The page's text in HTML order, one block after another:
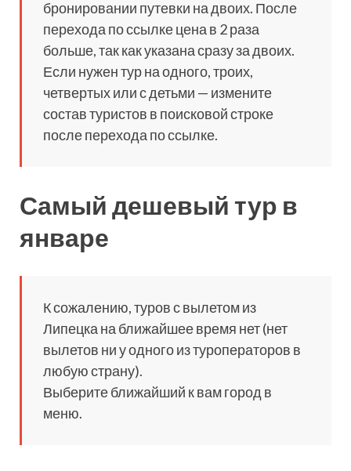
бронировании путевки на двоих. После
перехода по ссылке цена в 2 раза
больше, так как указана сразу за двоих.
Если нужен тур на одного, троих,
четвертых или с детьми — измените
состав туристов в поисковой строке
после перехода по ссылке.
Самый дешевый тур в
январе
К сожалению, туров с вылетом из
Липецка на ближайшее время нет (нет
вылетов ни у одного из туроператоров в
любую страну).
Выберите ближайший к вам город в
меню.